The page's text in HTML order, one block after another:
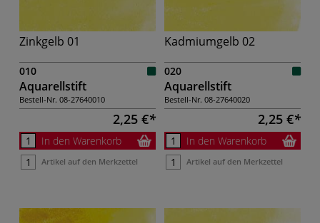
Zinkgelb 01
010
Aquarellstift
Bestell-Nr. 08-27640010
2,25 €
In den Warenkorb
Artikel auf den Merkzettel
Kadmiumgelb 02
020
Aquarellstift
Bestell-Nr. 08-27640020
2,25 €
In den Warenkorb
Artikel auf den Merkzettel